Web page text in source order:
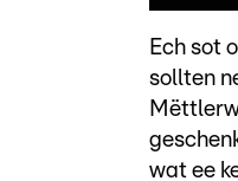
Ech sot
sollten
wat ee